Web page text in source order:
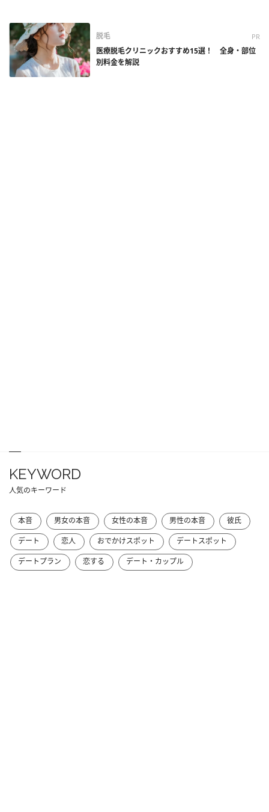
脱毛 PR
医療脱毛クリニックおすすめ15選！ 全身・部位
別料金を解説
KEYWORD
人気のキーワード
本音 男女の本音 女性の本音 男性の本音
彼氏
デート
恋人 おでかけスポット
デートスポット
デートプラン
恋する デート・カップル